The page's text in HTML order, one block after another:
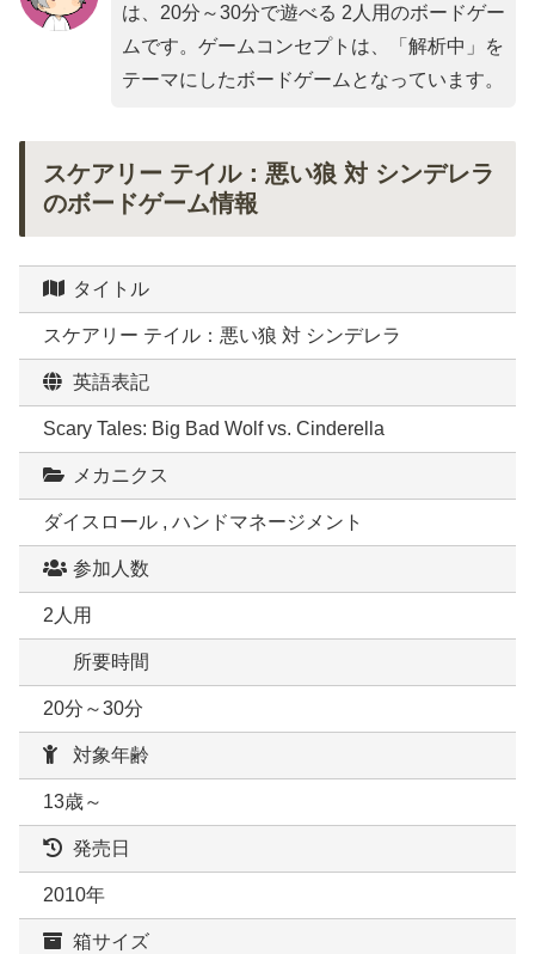
は、20分～30分で遊べる 2人用のボードゲー
ムです。ゲームコンセプトは、「 解析中 」を
テーマにしたボードゲームとなっています。
スケアリー テイル：悪い狼 対 シンデレラ
のボードゲーム情報
タイトル
スケアリー テイル：悪い狼 対 シンデレラ
英語表記
Scary Tales: Big Bad Wolf vs. Cinderella
メカニクス
ダイスロール , ハンドマネージメント
参加人数
2人用
所要時間
20分～30分
対象年齢
13歳～
発売日
2010年
箱サイズ